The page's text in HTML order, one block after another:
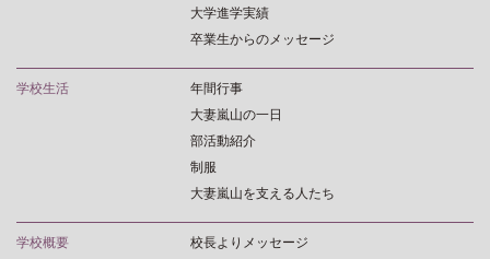
大学進学実績
卒業生からのメッセージ
学校生活
年間行事
大妻嵐山の一日
部活動紹介
制服
大妻嵐山を支える人たち
学校概要
校長よりメッセージ